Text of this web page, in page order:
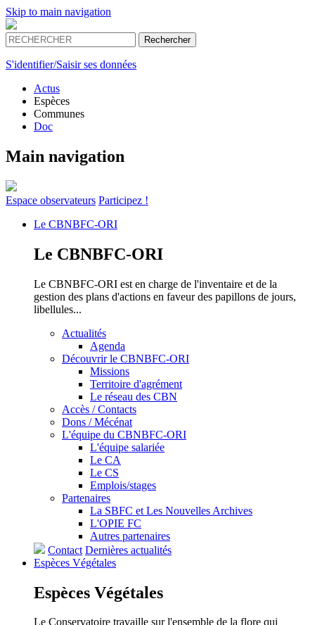
Skip to main navigation
S'identifier/Saisir ses données
Actus
Espèces
Communes
Doc
Main navigation
Espace observateurs Participez !
Le CBNBFC-ORI
Le CBNBFC-ORI
Le CBNBFC-ORI est en charge de l'inventaire et de la
gestion des plans d'actions en faveur des papillons de jours,
libellules...
Actualités
Agenda
Découvrir le CBNBFC-ORI
Missions
Territoire d'agrément
Le réseau des CBN
Accès / Contacts
Dons / Mécénat
L'équipe du CBNBFC-ORI
L'équipe salariée
Le CA
Le CS
Emplois/stages
Partenaires
La SBFC et Les Nouvelles Archives
L'OPIE FC
Autres partenaires
Contact Dernières actualités
Espèces Végétales
Espèces Végétales
Le Conservatoire travaille sur l'ensemble de la flore qui